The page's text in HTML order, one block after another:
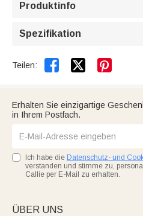
Produktinfo
Spezifikation
Teilen:  
Erhalten Sie einzigartige
in Ihrem Postfach.
Ich habe die Datenschutz- und
verstanden und stimme zu,
Callie per E-Mail zu erhalten.
ÜBER UNS